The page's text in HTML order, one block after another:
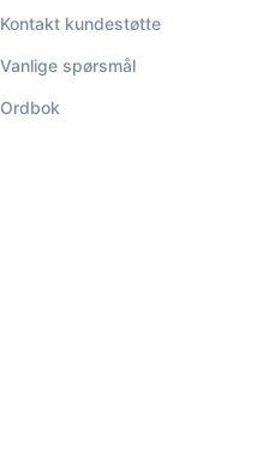
Kontakt kundestøtte
Vanlige spørsmål
Ordbok